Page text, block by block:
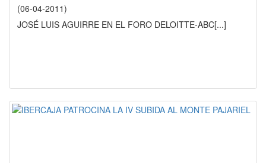
(06-04-2011)
JOSÉ LUIS AGUIRRE EN EL FORO DELOITTE-ABC[...]